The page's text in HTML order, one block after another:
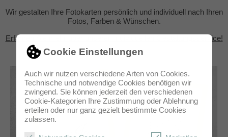
Cookie Einstellungen
Auch wir nutzen verschiedene Arten von Cookies.
Technische und notwendige Cookies benötigen wir
zwingend. Sie können jederzeit den verschiedenen
Cookie-Kategorien Ihre Zustimmung oder Ablehnung
erteilen oder nur ganz gezielt bestimmte Cookies
zulassen.
Wir gestalten Ihre Fotokarten persönlich und individuell nach Ihren
Fotos, Farben & Wünschen.
Erfahren Sie mehr über unseren individuellen Gestaltungsservice!